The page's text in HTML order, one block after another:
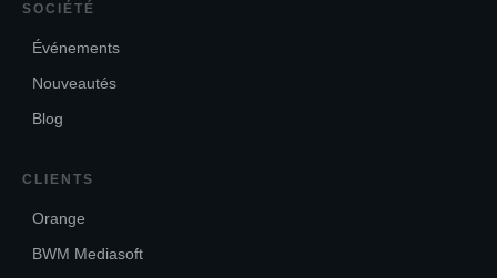
SOCIÉTÉ
Événements
Nouveautés
Blog
CLIENTS
Orange
BWM Mediasoft